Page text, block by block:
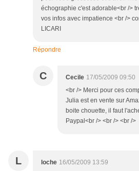
échographie c'est adorable<br />
vos infos avec impatience <br />
LICARI
Répondre
C Cecile 17/05/2009 09:50
<br /> Merci pour ces
Julia est en vente sur
boite chouette, il faut
Paypal<br /> <br /> <br />
L loche 16/05/2009 13:59